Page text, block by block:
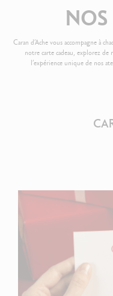
NOS
Caran d’Ache vous accompagne à
notre carte cadeau, explorez de
l’expérience unique de nos